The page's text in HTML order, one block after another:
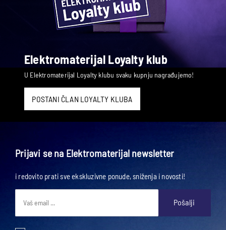
Elektromaterijal Loyalty klub
U Elektromaterijal Loyalty klubu svaku kupnju nagrađujemo!
POSTANI ČLAN LOYALTY KLUBA
Prijavi se na Elektromaterijal newsletter
i redovito prati sve ekskluzivne ponude, sniženja i novosti!
Pošalji